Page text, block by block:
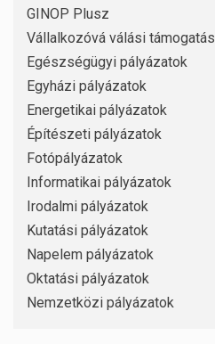
GINOP Plusz
Vállalkozóvá válási támogatás
Egészségügyi pályázatok
Egyházi pályázatok
Energetikai pályázatok
Építészeti pályázatok
Fotópályázatok
Informatikai pályázatok
Irodalmi pályázatok
Kutatási pályázatok
Napelem pályázatok
Oktatási pályázatok
Nemzetközi pályázatok